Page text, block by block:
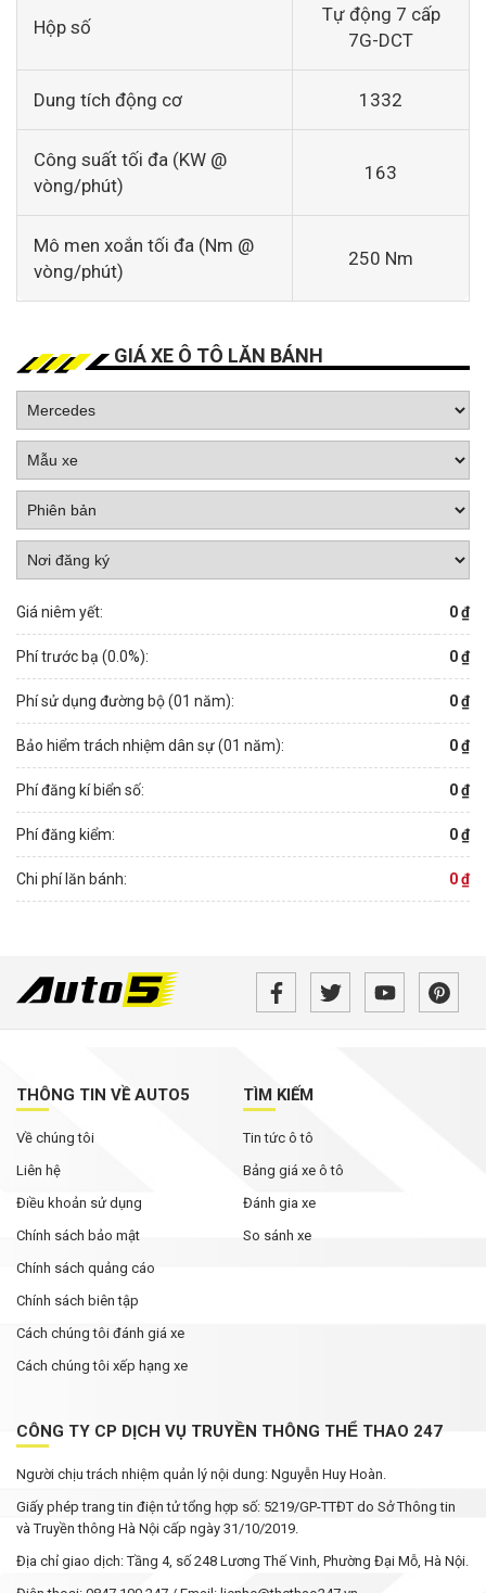
Hộp số
Tự động 7 cấp
7G-DCT
Dung tích động cơ 1332
Công suất tối đa (KW @
vòng/phút)
163
Mô men xoắn tối đa (Nm @
vòng/phút)
250 Nm
GIÁ XE Ô TÔ LĂN BÁNH
Giá niêm yết: 0 ₫
Phí trước bạ (0.0%): 0 ₫
Phí sử dụng đường bộ (01 năm): 0 ₫
Bảo hiểm trách nhiệm dân sự (01 năm): 0 ₫
Phí đăng kí biển số: 0 ₫
Phí đăng kiểm: 0 ₫
Chi phí lăn bánh: 0 ₫
THÔNG TIN VỀ AUTO5
Về chúng tôi
Liên hệ
Điều khoản sử dụng
Chính sách bảo mật
Chính sách quảng cáo
Chính sách biên tập
Cách chúng tôi đánh giá xe
Cách chúng tôi xếp hạng xe
TÌM KIẾM
Tin tức ô tô
Bảng giá xe ô tô
Đánh gia xe
So sánh xe
CÔNG TY CP DỊCH VỤ TRUYỀN THÔNG THỂ THAO 247
Người chịu trách nhiệm quản lý nội dung: Nguyễn Huy Hoàn.
Giấy phép trang tin điện tử tổng hợp số: 5219/GP-TTĐT do Sở Thông tin
và Truyền thông Hà Nội cấp ngày 31/10/2019.
Địa chỉ giao dịch: Tầng 4, số 248 Lương Thế Vinh, Phường Đại Mỗ, Hà Nội.